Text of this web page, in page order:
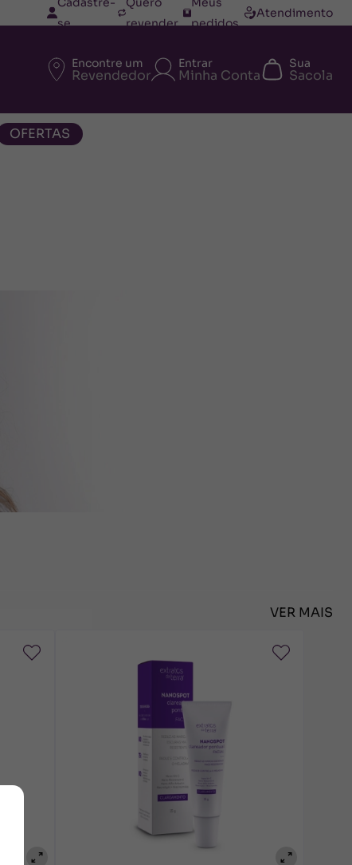
se
revender
pedidos
Atendimento
Encontre um
Revendedor
Entrar
Minha Conta
Sua
Sacola
OFERTAS
VER MAIS